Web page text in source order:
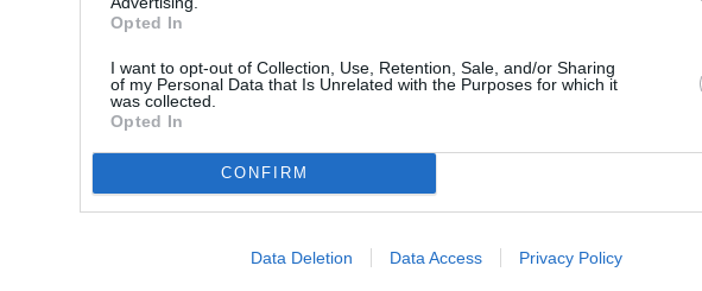
Opted In
I want to opt-out of Collection, Use, Retention, Sale, and/or Sharing
of my Personal Data that Is Unrelated with the Purposes for which it
was collected.
Opted In
CONFIRM
Data Deletion Data Access Privacy Policy
gelieren beginnt.
In der Zeit das Schlagobers steif schlagen.
lautet die Devise: Rühren,
Rühren, R... » mehr
nächste Backr... » mehr
Backen zu Weihnachten